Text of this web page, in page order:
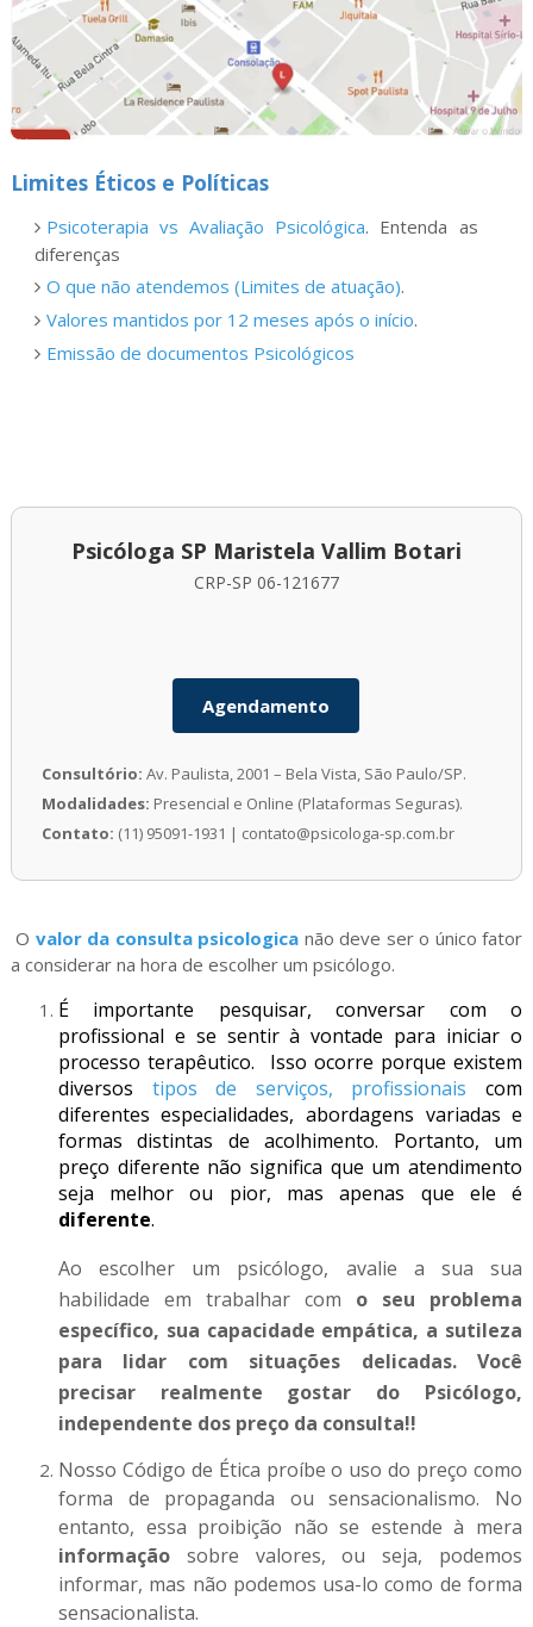
Limites Éticos e Políticas
Psicoterapia vs Avaliação Psicológica. Entenda as
diferenças
O que não atendemos (Limites de atuação).
Valores mantidos por 12 meses após o início.
Emissão de documentos Psicológicos
Psicóloga SP Maristela Vallim Botari
CRP-SP 06-121677
Agendamento
Consultório: Av. Paulista, 2001 – Bela Vista, São Paulo/SP.
Modalidades: Presencial e Online (Plataformas Seguras).
Contato: (11) 95091-1931 | contato@psicologa-sp.com.br
O valor da consulta psicologica não deve ser o único fator
a considerar na hora de escolher um psicólogo.
É importante pesquisar, conversar com o
profissional e se sentir à vontade para iniciar o
processo terapêutico.
Isso ocorre porque existem
diversos tipos de serviços, profissionais com
diferentes especialidades, abordagens variadas e
formas distintas de acolhimento. Portanto, um
preço diferente não significa que um atendimento
seja melhor ou pior, mas apenas que ele é
diferente.
Ao escolher um psicólogo, avalie a sua sua
habilidade em trabalhar com o seu problema
específico, sua capacidade empática, a sutileza
para lidar com situações delicadas. Você
precisar realmente gostar do Psicólogo,
independente dos preço da consulta!!
Nosso Código de Ética proíbe o uso do preço como
forma de propaganda ou sensacionalismo. No
entanto, essa proibição não se estende à mera
informaçãosobre valores, ou seja, podemos
informar, mas não podemos usa-lo como de forma
sensacionalista.